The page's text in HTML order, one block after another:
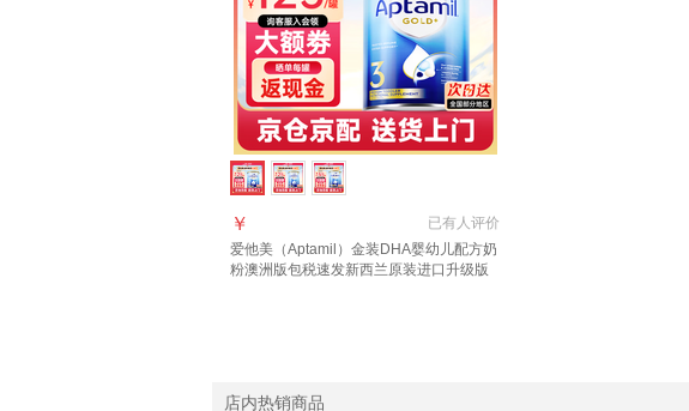
已有人评价
￥
爱他美（Aptamil）金装DHA婴幼儿配方奶
粉澳洲版包税速发新西兰原装进口升级版
店内热销商品